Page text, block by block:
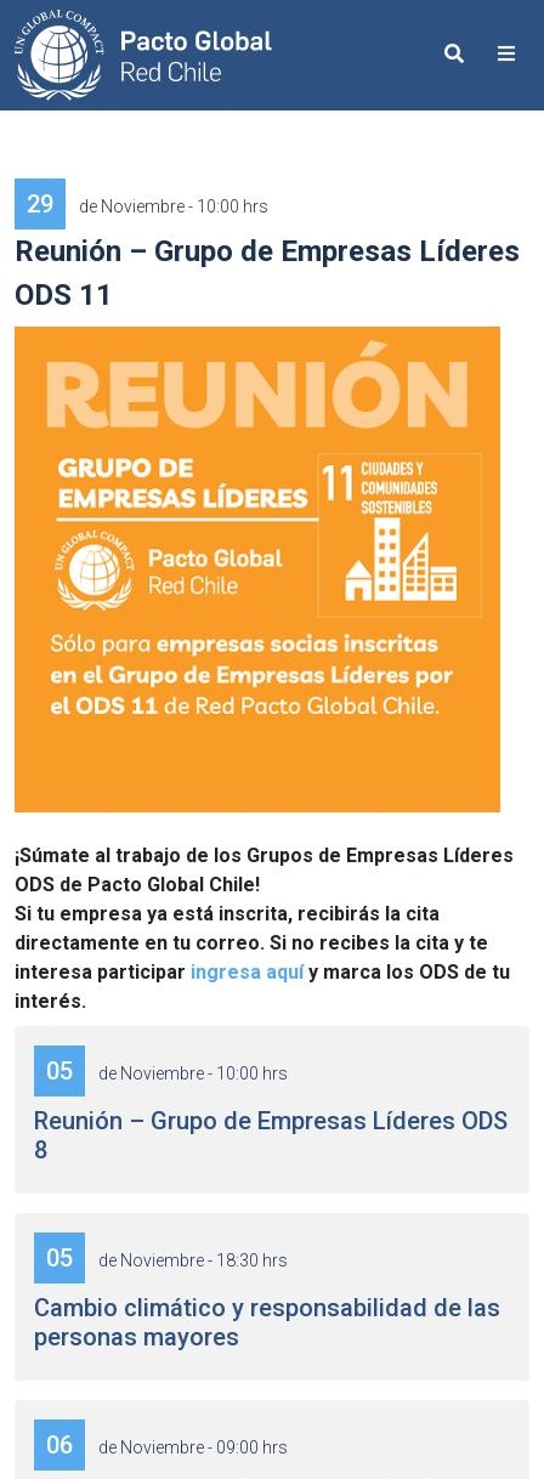
Search
29 de Noviembre - 10:00 hrs
Reunión – Grupo de Empresas Líderes
ODS 11
¡Súmate al trabajo de los Grupos de Empresas Líderes
ODS de Pacto Global Chile!
Si tu empresa ya está inscrita, recibirás la cita
directamente en tu correo. Si no recibes la cita y te
interesa participar ingresa aquí y marca los ODS de tu
interés.
05 de Noviembre - 10:00 hrs
Reunión – Grupo de Empresas Líderes ODS
8
05 de Noviembre - 18:30 hrs
Cambio climático y responsabilidad de las
personas mayores
06 de Noviembre - 09:00 hrs